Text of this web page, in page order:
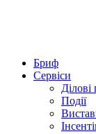
Бриф
Сервіси
Ділові
Події